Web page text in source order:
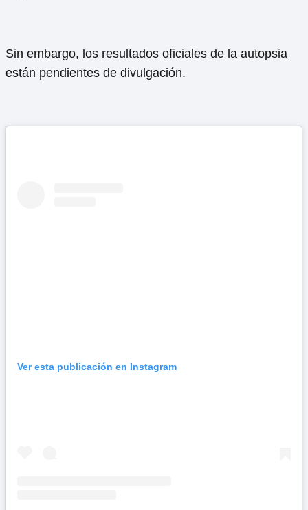
Sin embargo, los resultados oficiales de la autopsia
están pendientes de divulgación.
Ver esta publicación en Instagram